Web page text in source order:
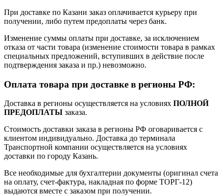
При доставке по Казани заказ оплачивается курьеру при
получении, либо путем предоплаты через банк.
Изменение суммы оплаты при доставке, за исключением
отказа от части товара (изменение стоимости товара в рамках
специальных предложений, вступивших в действие после
подтверждения заказа и пр.) невозможно.
Оплата товара при доставке в регионы РФ:
Доставка в регионы осуществляется на условиях ПОЛНОЙ
ПРЕДОПЛАТЫ заказа.
Стоимость доставки заказа в регионы РФ оговаривается с
клиентом индивидуально. Доставка до терминала
Транспортной компании осуществляется на условиях
доставки по городу Казань.
Все необходимые для бухгалтерии документы (оригинал счета
на оплату, счет-фактура, накладная по форме ТОРГ-12)
выдаются вместе с заказом при получении.